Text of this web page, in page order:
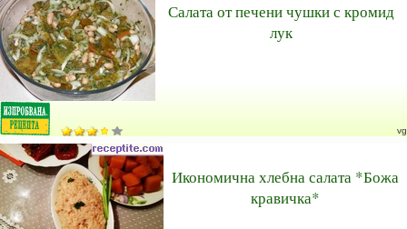
Салата от печени чушки с кромид
лук
vg
Икономична хлебна салата *Божа
кравичка*